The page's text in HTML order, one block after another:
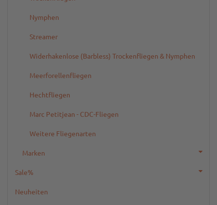
Nymphen
Streamer
Widerhakenlose (Barbless) Trockenfliegen & Nymphen
Meerforellenfliegen
Hechtfliegen
Marc Petitjean - CDC-Fliegen
Weitere Fliegenarten
Marken
Sale%
Neuheiten